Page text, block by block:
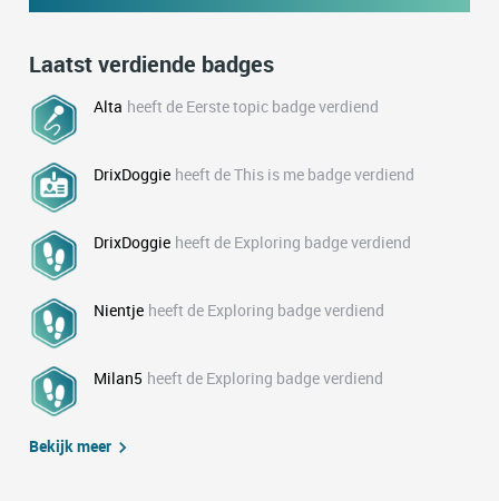
Laatst verdiende badges
Alta heeft de Eerste topic badge verdiend
DrixDoggie heeft de This is me badge verdiend
DrixDoggie heeft de Exploring badge verdiend
Nientje heeft de Exploring badge verdiend
Milan5 heeft de Exploring badge verdiend
Bekijk meer